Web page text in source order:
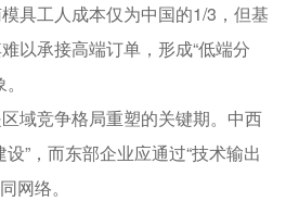
模具工人成本仅为中国的1/3，但基
以承接高端订单，形成“低端分
。
区域竞争格局重塑的关键期。中西
”，而东部企业应通过“技术输出
网络。